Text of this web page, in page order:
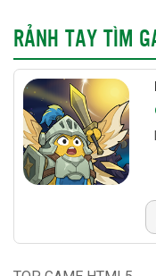
RẢNH TAY TÌM